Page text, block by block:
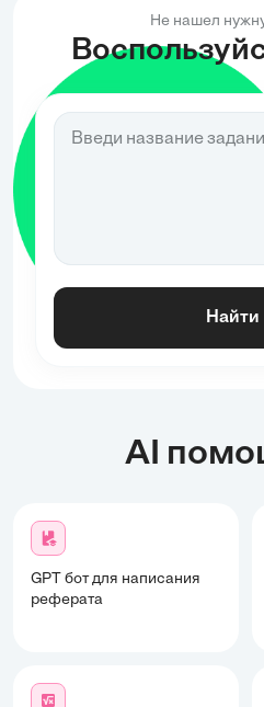
Не нашел
Найти
AI
GPT бот для написания
реферата